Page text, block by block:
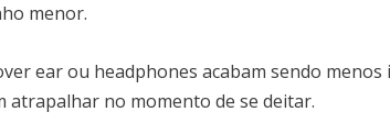
menor.
ear ou headphones acabam sendo
atrapalhar no momento de se deitar.